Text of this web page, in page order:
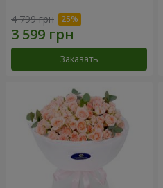
4 799 грн
Заказать